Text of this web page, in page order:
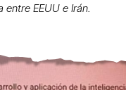
EEUU e Irán.